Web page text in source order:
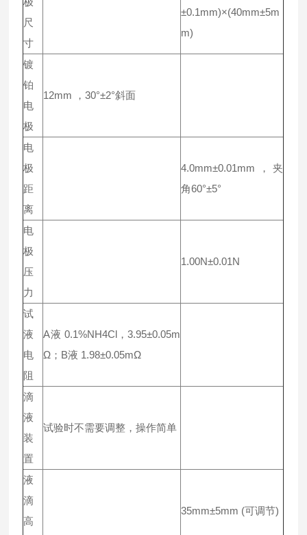
尺
寸
±0.1mm)×(40mm±5m
m)
镀
铂
电
极
12mm ，30°±2°斜面
电
极
距
离
4.0mm±0.01mm，夹
角60°±5°
电
极
压
力
1.00N±0.01N
试
液
电
阻
A液 0.1%NH4Cl，3.95±0.05m
Ω；B液 1.98±0.05mΩ
滴
液
装
置
试验时不需要调整，操作简单
液
滴
高
35mm±5mm (可调节)